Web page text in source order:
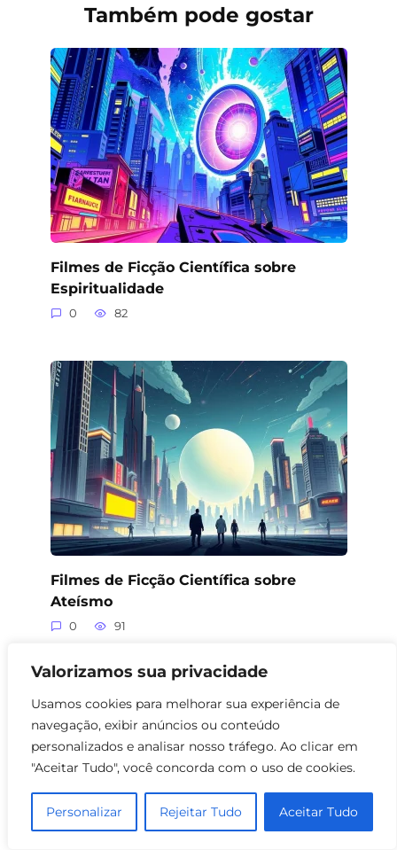
Valorizamos sua privacidade
Usamos cookies para melhorar sua experiência de
navegação, exibir anúncios ou conteúdo
personalizados e analisar nosso tráfego. Ao clicar em
"Aceitar Tudo", você concorda com o uso de cookies.
Personalizar Rejeitar Tudo Aceitar Tudo
Também pode gostar
Filmes de Ficção Científica sobre
Espiritualidade
0 82
Filmes de Ficção Científica sobre
Ateísmo
0 91